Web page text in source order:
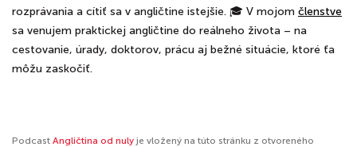
rozprávania a cítiť sa v angličtine istejšie. 🎓 V mojom členstve
sa venujem praktickej angličtine do reálneho života – na
cestovanie, úrady, doktorov, prácu aj bežné situácie, ktoré ťa
môžu zaskočiť.
Podcast Angličtina od nuly je vložený na túto stránku z otvoreného